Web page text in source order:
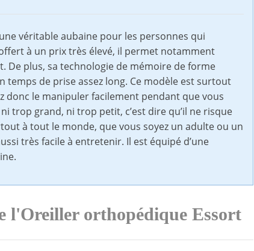
véritable aubaine pour les personnes qui
à un prix très élevé, il permet notamment
De plus, sa technologie de mémoire de forme
de prise assez long. Ce modèle est surtout
le manipuler facilement pendant que vous
trop grand, ni trop petit, c’est dire qu’il ne risque
à tout le monde, que vous soyez un adulte ou un
très facile à entretenir. Il est équipé d’une
l'Oreiller orthopédique Essort